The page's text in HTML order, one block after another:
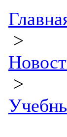
>
>